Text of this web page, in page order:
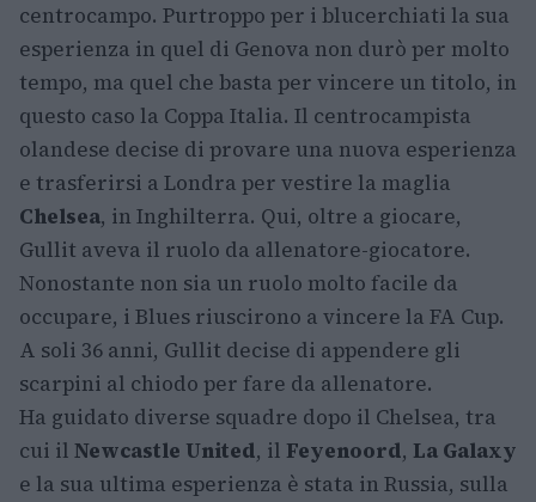
centrocampo. Purtroppo per i blucerchiati la sua
esperienza in quel di Genova non durò per molto
tempo, ma quel che basta per vincere un titolo, in
questo caso la Coppa Italia. Il centrocampista
olandese decise di provare una nuova esperienza
e trasferirsi a Londra per vestire la maglia
Chelsea, in Inghilterra. Qui, oltre a giocare,
Gullit aveva il ruolo da allenatore-giocatore.
Nonostante non sia un ruolo molto facile da
occupare, i Blues riuscirono a vincere la FA Cup.
A soli 36 anni, Gullit decise di appendere gli
scarpini al chiodo per fare da allenatore.
Ha guidato diverse squadre dopo il Chelsea, tra
cui il Newcastle United, il Feyenoord, La Galaxy
e la sua ultima esperienza è stata in Russia, sulla